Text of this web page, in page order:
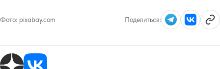
Фото: pixabay.com Поделиться: